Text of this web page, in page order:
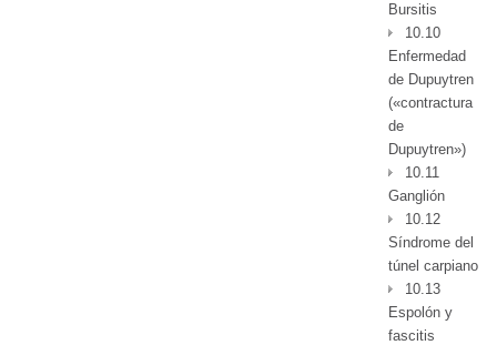
Bursitis
10.10
Enfermedad
de Dupuytren
(«contractura
de
Dupuytren»)
10.11
Ganglión
10.12
Síndrome del
túnel carpiano
10.13
Espolón y
fascitis